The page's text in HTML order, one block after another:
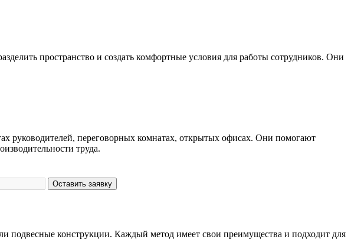
пространство и создать комфортные условия для работы сотрудников. Они
руководителей, переговорных комнатах, открытых офисах. Они помогают
труда.
Оставить заявку
подвесные конструкции. Каждый метод имеет свои преимущества и подходит для